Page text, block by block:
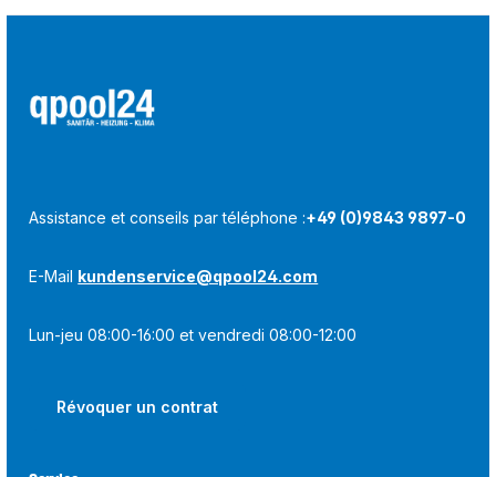
Assistance et conseils par téléphone :+49 (0)9843 9897-0
E-Mail kundenservice@qpool24.com
Lun-jeu 08:00-16:00 et vendredi 08:00-12:00
Révoquer un contrat